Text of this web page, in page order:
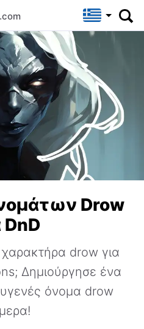
.com
Drow
DnD
drow για
Δημιούργησε ένα
όνομα drow